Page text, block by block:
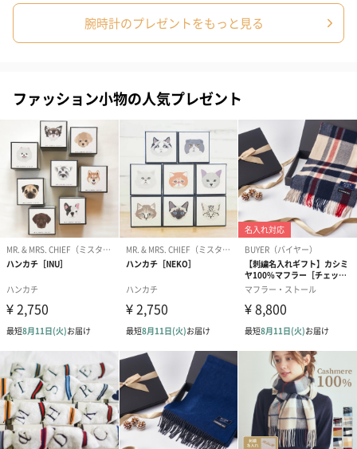
コットン巾着 【誕生
コットン巾着 【誕生
コットン巾着
包装紙
ラッピングを施してお届けいたします。
ゴールド（390円） ピンク（390円） グリーン（
生花
生花のブーケを同梱します。
※9-15時にご注文いただく場合、最短のお届け可能日が通常より
腕時計のプレゼントをもっと見る
ファッション小物の人気プレゼント